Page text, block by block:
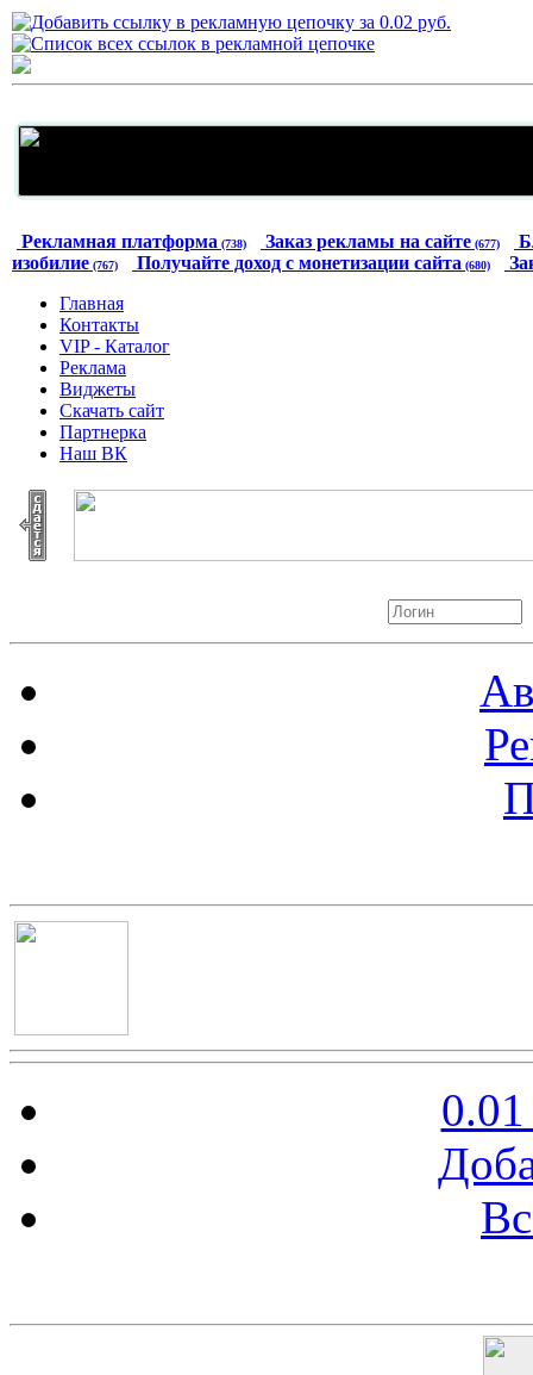
Рекламная платформа (738) Заказ рекламы на сайте (677)
изобилие (767) Получайте доход с монетизации сайта (680)
Главная
Контакты
VIP - Каталог
Реклама
Виджеты
Скачать сайт
Партнерка
Наш ВК